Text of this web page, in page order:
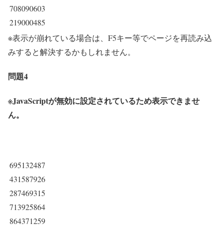
708090603
219000485
※表示が崩れている場合は、F5キー等でページを再読み込
みすると解決するかもしれません。
問題4
※JavaScriptが無効に設定されているため表示できませ
ん。
695132487
431587926
287469315
713925864
864371259